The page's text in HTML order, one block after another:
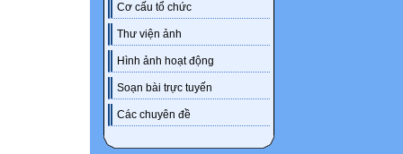
Cơ cấu tổ chức
Thư viện ảnh
Hình ảnh hoạt động
Soạn bài trực tuyến
Các chuyên đề